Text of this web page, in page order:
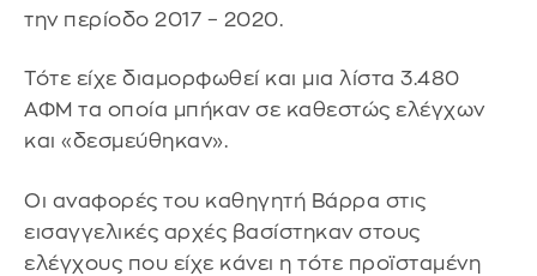
την περίοδο 2017 – 2020.
Τότε είχε διαμορφωθεί και μια λίστα 3.480
ΑΦΜ τα οποία μπήκαν σε καθεστώς ελέγχων
και «δεσμεύθηκαν».
Οι αναφορές του καθηγητή Βάρρα στις
εισαγγελικές αρχές βασίστηκαν στους
ελέγχους που είχε κάνει η τότε προϊσταμένη